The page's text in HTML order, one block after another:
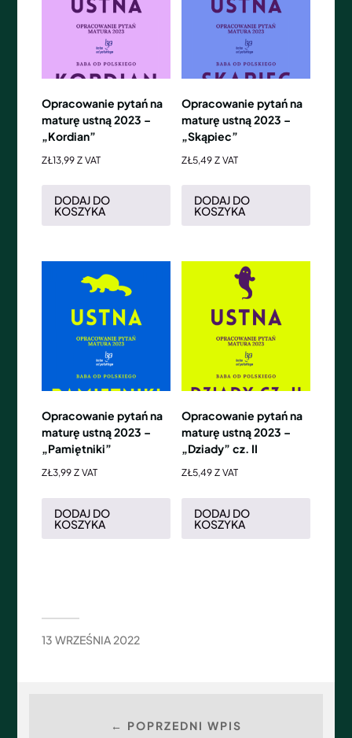
Opracowanie pytań na
maturę ustną 2023 –
„Kordian”
ZŁ13,99 Z VAT
DODAJ DO
KOSZYKA
Opracowanie pytań na
maturę ustną 2023 –
„Skąpiec”
ZŁ5,49 Z VAT
DODAJ DO
KOSZYKA
Opracowanie pytań na
maturę ustną 2023 –
„Pamiętniki”
ZŁ3,99 Z VAT
DODAJ DO
KOSZYKA
Opracowanie pytań na
maturę ustną 2023 –
„Dziady” cz. II
ZŁ5,49 Z VAT
DODAJ DO
KOSZYKA
13 WRZEŚNIA 2022
← POPRZEDNI WPIS